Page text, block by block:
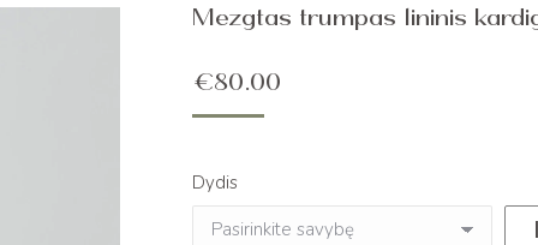
Mezgtas trumpas lininis
€80.00
Dydis